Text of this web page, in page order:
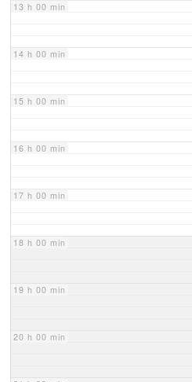
13 h 00 min
14 h 00 min
15 h 00 min
16 h 00 min
17 h 00 min
18 h 00 min
19 h 00 min
20 h 00 min